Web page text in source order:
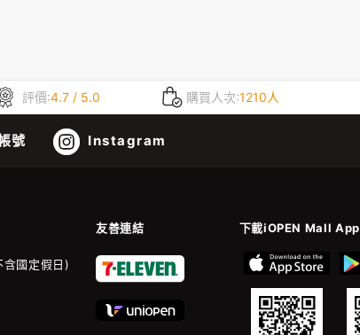
評價:4.7 / 5.0 購買人次:1210人
號 Instagram
友善連結 下載iOPEN Mall App
國定假日)